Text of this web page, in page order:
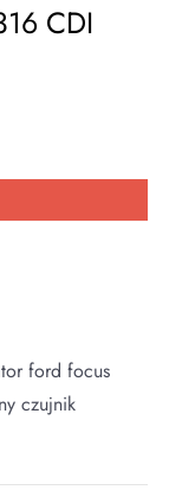
CDI
ford focus
czujnik